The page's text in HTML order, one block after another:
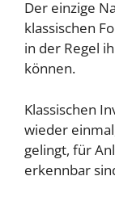
Der einzige
klassischen
in der Regel
können.
Klassischen
wieder
gelingt, für
erkennbar